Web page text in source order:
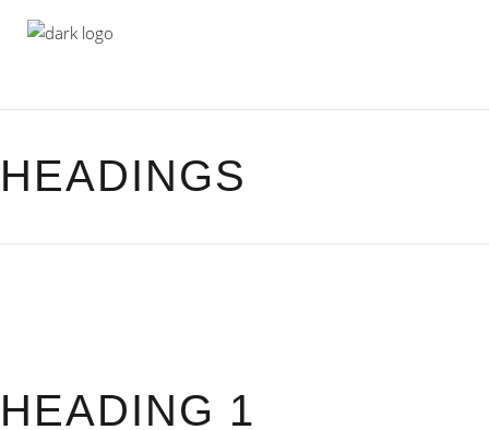
HEADINGS
HEADING 1